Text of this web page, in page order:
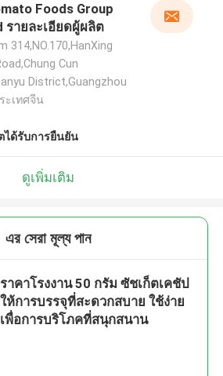
Foods Group
รายละเอียดผู้ผลิต
314,NO.170,HanXing
Cun
District,Guangzhou
ะเทศจีน
ได้รับการยืนยัน
ดูเพิ่มเติม
এর সেরা মূল্য পান
ราคาโรงงาน 50 กรัม ซัชเก็ตเคชัป
ให้การบรรจุที่สะดวกสบาย ใช้ง่าย
เพื่อการบริโภคที่สนุกสนาน